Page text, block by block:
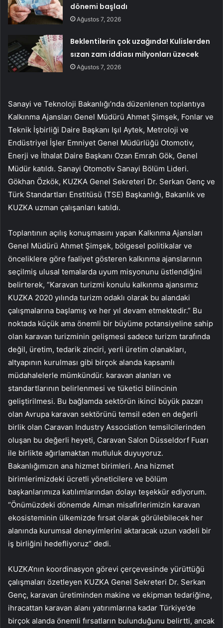
dönemi başladı
Ağustos 7, 2026
Beklentilerin çok uzağında! Kulislerden
sızan zam iddiası milyonları üzecek
Ağustos 7, 2026
Sanayi ve Teknoloji Bakanlığı’nda düzenlenen toplantıya
Kalkınma Ajansları Genel Müdürü Ahmet Şimşek, Fonlar ve
Teknik İşbirliği Daire Başkanı Işıl Aytek, Metroloji ve
Endüstriyel İşler Emniyet Genel Müdürlüğü Otomotiv,
Enerji ve İthalat Daire Başkanı Ozan Emrah Gök, Genel
Müdür katıldı. Sanayi Otomotiv Sanayi Bölüm Lideri.
Gökhan Özkök, KUZKA Genel Sekreteri Dr. Serkan Genç ve
Türk Standartları Enstitüsü (TSE) Başkanlığı, Bakanlık ve
KUZKA uzman çalışanları katıldı.
Toplantının açılış konuşmasını yapan Kalkınma Ajansları
Genel Müdürü Ahmet Şimşek, bölgesel politikalar ve
önceliklere göre faaliyet gösteren kalkınma ajanslarının
seçilmiş ulusal temalarda uyum misyonunu üstlendiğini
belirterek, “Karavan turizmi konulu kalkınma ajansımız
KUZKA 2020 yılında turizm odaklı olarak bu alandaki
çalışmalarına başlamış ve her yıl devam etmektedir.” Bu
noktada küçük ama önemli bir büyüme potansiyeline sahip
olan karavan turizminin gelişmesi sadece turizm tarafında
değil, üretim, tedarik zinciri, yerli üretim olanakları,
altyapının kurulması gibi birçok alanda kapsamlı
müdahalelerle mümkündür. karavan alanları ve
standartlarının belirlenmesi ve tüketici bilincinin
geliştirilmesi. Bu bağlamda sektörün ikinci büyük pazarı
olan Avrupa karavan sektörünü temsil eden en değerli
birlik olan Caravan Industry Association temsilcilerinden
oluşan bu değerli heyeti, Caravan Salon Düsseldorf Fuarı
ile birlikte ağırlamaktan mutluluk duyuyoruz.
Bakanlığımızın ana hizmet birimleri. Ana hizmet
birimlerimizdeki ücretli yöneticilere ve bölüm
başkanlarımıza katılımlarından dolayı teşekkür ediyorum.
“Önümüzdeki dönemde Alman misafirlerimizin karavan
ekosisteminin ülkemizde fırsat olarak görülebilecek her
alanında kurumsal deneyimlerini aktaracak uzun vadeli bir
iş birliğini hedefliyoruz” dedi.
KUZKA’nın koordinasyon görevi çerçevesinde yürüttüğü
çalışmaları özetleyen KUZKA Genel Sekreteri Dr. Serkan
Genç, karavan üretiminden makine ve ekipman tedariğine,
ihracattan karavan alanı yatırımlarına kadar Türkiye’de
birçok alanda önemli fırsatların bulunduğunu belirtti, ancak